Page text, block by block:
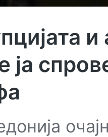
ја